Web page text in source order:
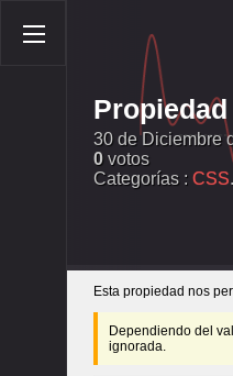
30 de Diciembre
0 votos
Categorías : CSS.
Esta propiedad nos
Dependiendo del
ignorada.